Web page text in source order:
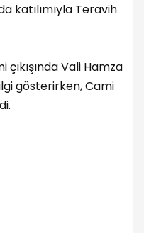
katılımıyla Teravih
Vali Hamza
gösterirken, Cami